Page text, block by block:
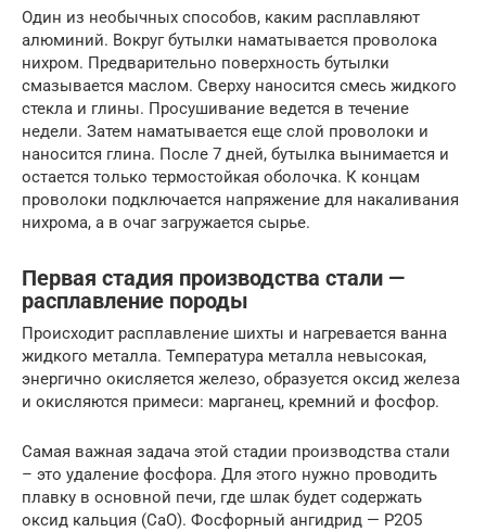
Один из необычных способов, каким расплавляют
алюминий. Вокруг бутылки наматывается проволока
нихром. Предварительно поверхность бутылки
смазывается маслом. Сверху наносится смесь жидкого
стекла и глины. Просушивание ведется в течение
недели. Затем наматывается еще слой проволоки и
наносится глина. После 7 дней, бутылка вынимается и
остается только термостойкая оболочка. К концам
проволоки подключается напряжение для накаливания
нихрома, а в очаг загружается сырье.
Первая стадия производства стали —
расплавление породы
Происходит расплавление шихты и нагревается ванна
жидкого металла. Температура металла невысокая,
энергично окисляется железо, образуется оксид железа
и окисляются примеси: марганец, кремний и фосфор.
Самая важная задача этой стадии производства стали
– это удаление фосфора. Для этого нужно проводить
плавку в основной печи, где шлак будет содержать
оксид кальция (CaO). Фосфорный ангидрид — P2O5